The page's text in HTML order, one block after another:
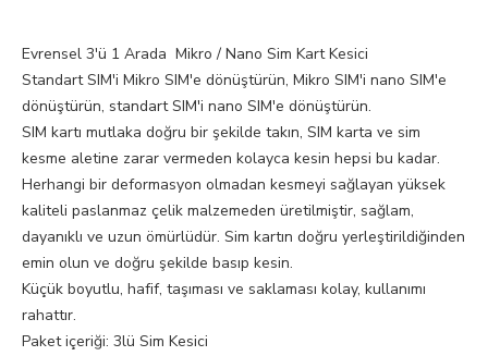
Evrensel 3'ü 1 Arada Mikro / Nano Sim Kart Kesici
Standart SIM'i Mikro SIM'e dönüştürün, Mikro SIM'i nano SIM'e
dönüştürün, standart SIM'i nano SIM'e dönüştürün.
SIM kartı mutlaka doğru bir şekilde takın, SIM karta ve sim
kesme aletine zarar vermeden kolayca kesin hepsi bu kadar.
Herhangi bir deformasyon olmadan kesmeyi sağlayan yüksek
kaliteli paslanmaz çelik malzemeden üretilmiştir, sağlam,
dayanıklı ve uzun ömürlüdür. Sim kartın doğru yerleştirildiğinden
emin olun ve doğru şekilde basıp kesin.
Küçük boyutlu, hafif, taşıması ve saklaması kolay, kullanımı
rahattır.
Paket içeriği: 3lü Sim Kesici